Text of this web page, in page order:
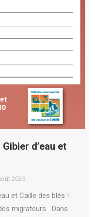
d’eau et
2025
et Caille des blés !
migrateurs Dans